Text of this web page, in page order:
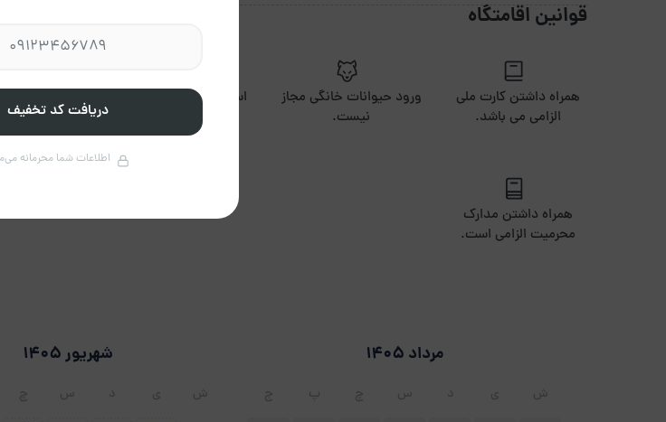
قوانین اقامتگاه
همراه داشتن کارت ملی
الزامی می باشد.
ورود حیوانات خانگی مجاز
نیست.
استعمال دخانیات مجاز
نیست.
برگزاری مراسم
همراه داشتن مدارک
محرمیت الزامی است.
مرداد 1405
ش ی د س چ پ ج
شهریور 1405
ش ی د س چ
دریافت کد تخفیف
اطلاعات شما محرمانه